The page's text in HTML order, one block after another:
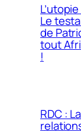
Le
de
tout
!
RDC :